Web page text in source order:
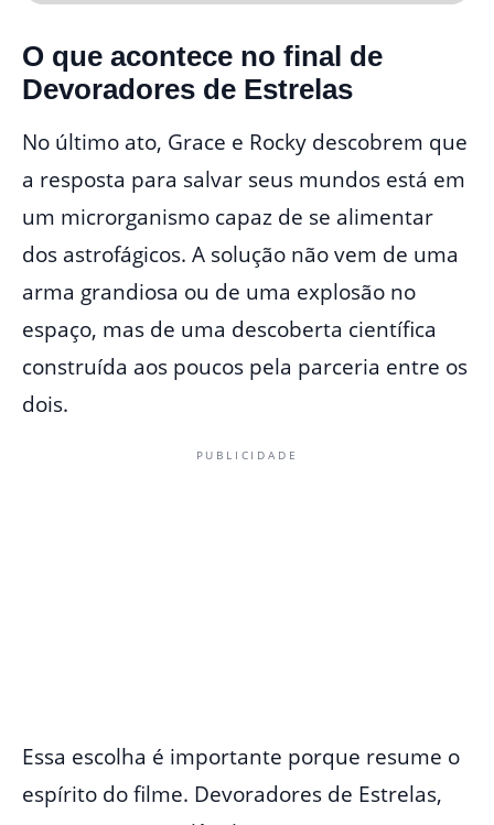
O que acontece no final de
Devoradores de Estrelas
No último ato, Grace e Rocky descobrem que
a resposta para salvar seus mundos está em
um microrganismo capaz de se alimentar
dos astrofágicos. A solução não vem de uma
arma grandiosa ou de uma explosão no
espaço, mas de uma descoberta científica
construída aos poucos pela parceria entre os
dois.
PUBLICIDADE
Essa escolha é importante porque resume o
espírito do filme. Devoradores de Estrelas,